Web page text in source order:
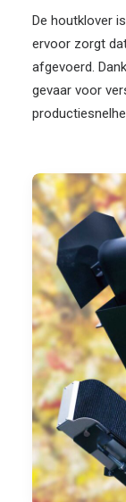
De houtklover
ervoor zorgt
afgevoerd.
gevaar voor